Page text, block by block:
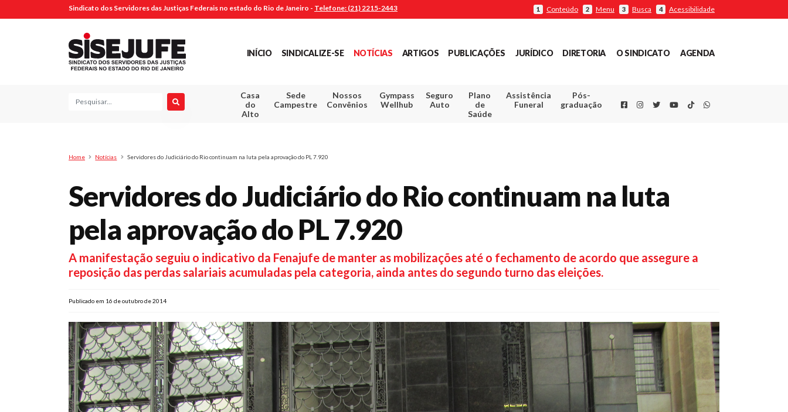
Sindicato dos Servidores das Justiças Federais no estado do Rio de Janeiro - Telefone: (21) 2215-2443 1 Conteúdo 2 Menu 3 Busca 4 Acessibilidade
INÍCIO SINDICALIZE-SE NOTÍCIAS ARTIGOS PUBLICAÇÕES JURÍDICO DIRETORIA O SINDICATO AGENDA
Pesquisa
Casa
do
Alto
Sede
Campestre
Nossos
Convênios
Gympass
Wellhub
Seguro
Auto
Plano
de
Saúde
Assistência
Funeral
Pós-
graduação
FacebookInstagram
TwitterYoutube
TikTokWhatsapp
Home Notícias Servidores do Judiciário do Rio continuam na luta pela aprovação do PL 7.920
Servidores do Judiciário do Rio continuam na luta
pela aprovação do PL 7.920
A manifestação seguiu o indicativo da Fenajufe de manter as mobilizações até o fechamento de acordo que assegure a
reposição das perdas salariais acumuladas pela categoria, ainda antes do segundo turno das eleições.
Publicado em 16 de outubro de 2014